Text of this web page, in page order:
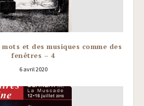
mots et des musiques comme des
fenêtres – 4
6 avril 2020